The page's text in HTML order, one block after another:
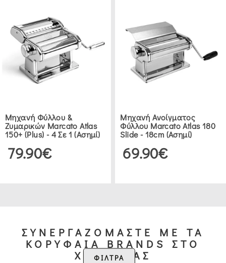
Μηχανή Φύλλου &
Ζυμαρικών Marcato Atlas
150+ (Plus) - 4 Σε 1 (Ασημί)
79.90€
Μηχανή Ανοίγματος
Φύλλου Marcato Atlas 180
Slide - 18cm (Ασημί)
69.90€
ΦΙΛΤΡΑ
ΣΥΝΕΡΓΑΖΟΜΑΣΤΕ ΜΕ ΤΑ
ΚΟΡΥΦΑΙΑ BRANDS ΣΤΟ
ΧΩΡΟ ΜΑΣ